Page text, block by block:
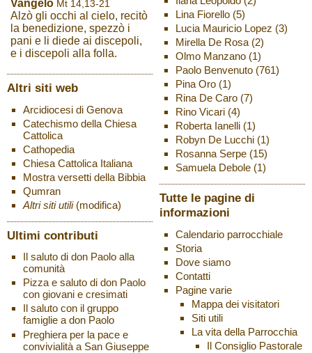
Vangelo Mt 14,13-21
Alzò gli occhi al cielo, recitò
la benedizione, spezzò i
pani e li diede ai discepoli,
e i discepoli alla folla.
Altri siti web
Arcidiocesi di Genova
Catechismo della Chiesa
Cattolica
Cathopedia
Chiesa Cattolica Italiana
Mostra versetti della Bibbia
Qumran
Altri siti utili (modifica)
Ultimi contributi
Il saluto di don Paolo alla
comunità
Pizza e saluto di don Paolo
con giovani e cresimati
Il saluto con il gruppo
famiglie a don Paolo
Preghiera per la pace e
convivialità a San Giuseppe
Lina Fiorello(5)
Lucia Mauricio Lopez (3)
Mirella De Rosa(2)
Olmo Manzano(1)
Paolo Benvenuto(761)
Pina Oro(1)
Rina De Caro(7)
Rino Vicari(4)
Roberta Ianelli(1)
Robyn De Lucchi(1)
Rosanna Serpe(15)
Samuela Debole(1)
Tutte le pagine di
informazioni
Calendario parrocchiale
Storia
Dove siamo
Contatti
Pagine varie
Mappa dei visitatori
Siti utili
La vita della Parrocchia
Il Consiglio Pastorale